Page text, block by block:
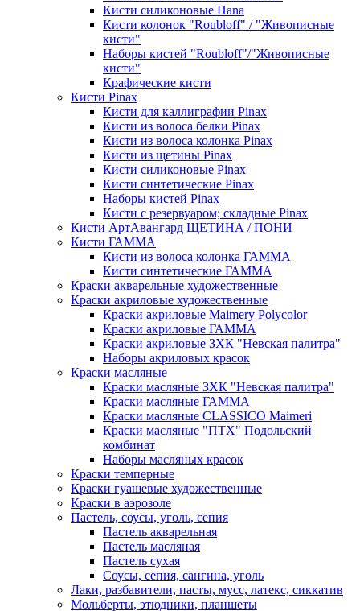
Кисти силиконовые Hana
Кисти колонок "Roubloff" / "Живописные
кисти"
Наборы кистей "Roubloff"/"Живописные
кисти"
Крафические кисти
Кисти Pinax
Кисти для каллиграфии Pinax
Кисти из волоса белки Pinax
Кисти из волоса колонка Pinax
Кисти из щетины Pinax
Кисти силиконовые Pinax
Кисти синтетические Pinax
Наборы кистей Pinax
Кисти с резервуаром; складные Pinax
Кисти АртАвангард ЩЕТИНА / ПОНИ
Кисти ГАММА
Кисти из волоса колонка ГАММА
Кисти синтетические ГАММА
Краски акварельные художественные
Краски акриловые художественные
Краски акриловые Maimery Polycolor
Краски акриловые ГАММА
Краски акриловые ЗХК "Невская палитра"
Наборы акриловых красок
Краски масляные
Краски масляные ЗХК "Невская палитра"
Краски масляные ГАММА
Краски масляные CLASSICO Maimeri
Краски масляные "ПТХ" Подольский
комбинат
Наборы масляных красок
Краски темперные
Краски гуашевые художественные
Краски в аэрозоле
Пастель, соусы, уголь, сепия
Пастель акварельная
Пастель масляная
Пастель сухая
Соусы, сепия, сангина, уголь
Лаки, разбавители, пасты, мусс, латекс, сиккатив
Мольберты, этюдники, планшеты